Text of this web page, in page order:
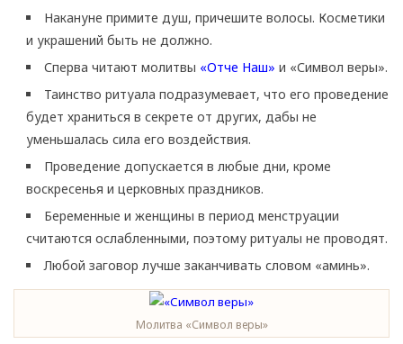
Накануне примите душ, причешите волосы. Косметики
и украшений быть не должно.
Сперва читают молитвы «Отче Наш» и «Символ веры».
Таинство ритуала подразумевает, что его проведение
будет храниться в секрете от других, дабы не
уменьшалась сила его воздействия.
Проведение допускается в любые дни, кроме
воскресенья и церковных праздников.
Беременные и женщины в период менструации
считаются ослабленными, поэтому ритуалы не проводят.
Любой заговор лучше заканчивать словом «аминь».
Молитва «Символ веры»